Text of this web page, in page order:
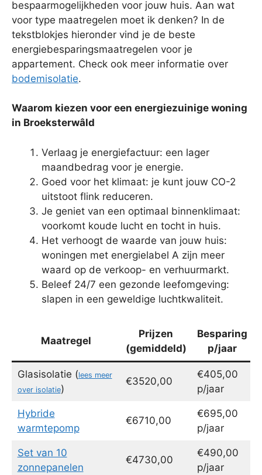
bespaarmogelijkheden voor jouw huis. Aan wat
voor type maatregelen moet ik denken? In de
tekstblokjes hieronder vind je de beste
energiebesparingsmaatregelen voor je
appartement. Check ook meer informatie over
bodemisolatie.
Waarom kiezen voor een energiezuinige woning
in Broeksterwâld
Verlaag je energiefactuur: een lager
maandbedrag voor je energie.
Goed voor het klimaat: je kunt jouw CO-2
uitstoot flink reduceren.
Je geniet van een optimaal binnenklimaat:
voorkomt koude lucht en tocht in huis.
Het verhoogt de waarde van jouw huis:
woningen met energielabel A zijn meer
waard op de verkoop- en verhuurmarkt.
Beleef 24/7 een gezonde leefomgeving:
slapen in een geweldige luchtkwaliteit.
Maatregel
Prijzen
(gemiddeld)
Besparing
p/jaar
Glasisolatie (lees meer
over isolatie)
€3520,00
€405,00
p/jaar
Hybride
warmtepomp
€6710,00
€695,00
p/jaar
Set van 10
zonnepanelen
€4730,00
€490,00
p/jaar